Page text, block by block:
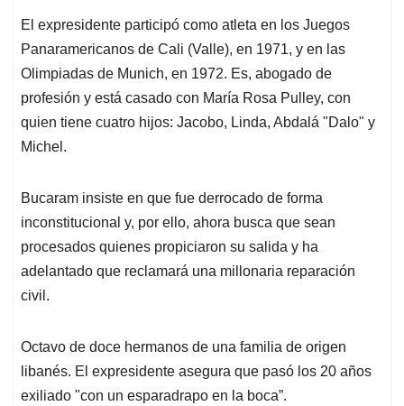
El expresidente participó como atleta en los Juegos
Panaramericanos de Cali (Valle), en 1971, y en las
Olimpiadas de Munich, en 1972. Es, abogado de
profesión y está casado con María Rosa Pulley, con
quien tiene cuatro hijos: Jacobo, Linda, Abdalá "Dalo" y
Michel.
Bucaram insiste en que fue derrocado de forma
inconstitucional y, por ello, ahora busca que sean
procesados quienes propiciaron su salida y ha
adelantado que reclamará una millonaria reparación
civil.
Octavo de doce hermanos de una familia de origen
libanés. El expresidente asegura que pasó los 20 años
exiliado "con un esparadrapo en la boca”.